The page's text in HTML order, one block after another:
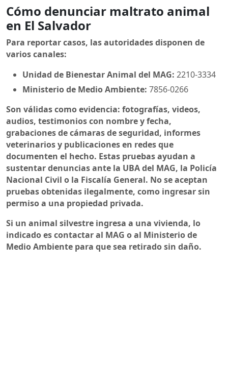
Cómo denunciar maltrato animal
en El Salvador
Para reportar casos, las autoridades disponen de
varios canales:
Unidad de Bienestar Animal del MAG: 2210-3334
Ministerio de Medio Ambiente: 7856-0266
Son válidas como evidencia: fotografías, videos,
audios, testimonios con nombre y fecha,
grabaciones de cámaras de seguridad, informes
veterinarios y publicaciones en redes que
documenten el hecho. Estas pruebas ayudan a
sustentar denuncias ante la UBA del MAG, la Policía
Nacional Civil o la Fiscalía General. No se aceptan
pruebas obtenidas ilegalmente, como ingresar sin
permiso a una propiedad privada.
Si un animal silvestre ingresa a una vivienda, lo
indicado es contactar al MAG o al Ministerio de
Medio Ambiente para que sea retirado sin daño.